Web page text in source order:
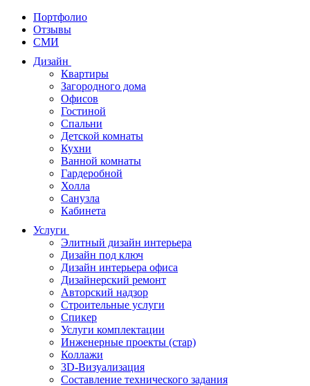
Портфолио
Отзывы
СМИ
Дизайн
Квартиры
Загородного дома
Офисов
Гостиной
Спальни
Детской комнаты
Кухни
Ванной комнаты
Гардеробной
Холла
Санузла
Кабинета
Услуги
Элитный дизайн интерьера
Дизайн под ключ
Дизайн интерьера офиса
Дизайнерский ремонт
Авторский надзор
Строительные услуги
Спикер
Услуги комплектации
Инженерные проекты (стар)
Коллажи
3D-Визуализация
Составление технического задания